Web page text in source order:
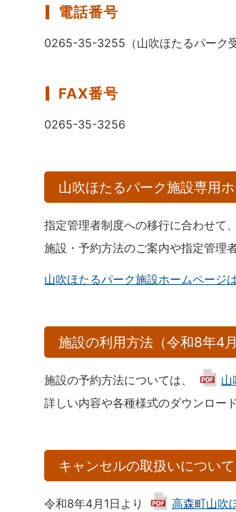
電話番号
0265-35-3255（山吹ほたるパーク受
FAX番号
0265-35-3256
山吹ほたるパーク施設専用
指定管理者制度への移行に合わせて
施設・予約方法のご案内や指定管理
山吹ほたるパーク施設ホームページ
施設の利用方法（令和8年4月
施設の予約方法については、 山
詳しい内容や各種様式のダウンロー
キャンセルの取扱いについて
令和8年4月1日より 高森町山吹